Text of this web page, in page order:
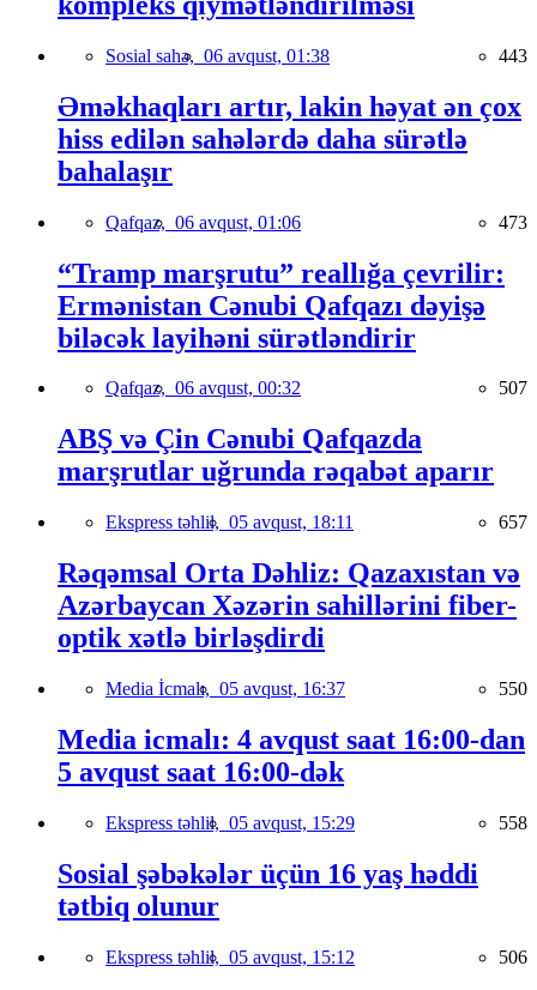
Sosial sahə, 06 avqust, 01:38 443
Əməkhaqları artır, lakin həyat ən çox
hiss edilən sahələrdə daha sürətlə
bahalaşır
Qafqaz, 06 avqust, 01:06 473
“Tramp marşrutu” reallığa çevrilir:
Ermənistan Cənubi Qafqazı dəyişə
biləcək layihəni sürətləndirir
Qafqaz, 06 avqust, 00:32 507
ABŞ və Çin Cənubi Qafqazda
marşrutlar uğrunda rəqabət aparır
Ekspress təhlil, 05 avqust, 18:11 657
Rəqəmsal Orta Dəhliz: Qazaxıstan və
Azərbaycan Xəzərin sahillərini fiber-
optik xətlə birləşdirdi
Media İcmalı, 05 avqust, 16:37 550
Media icmalı: 4 avqust saat 16:00-dan
5 avqust saat 16:00-dək
Ekspress təhlil, 05 avqust, 15:29 558
Sosial şəbəkələr üçün 16 yaş həddi
tətbiq olunur
Ekspress təhlil, 05 avqust, 15:12 506